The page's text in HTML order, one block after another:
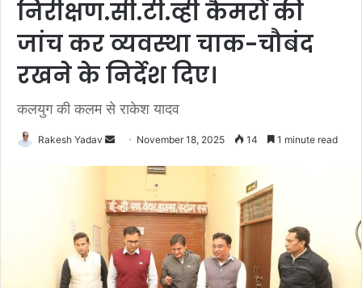
निरीक्षण.सी.टी.व्ही कैमरों की
जांच कर व्यवस्था चाक-चौबंद
रखने के निर्देश दिए।
कलयुग की कलम से राकेश यादव
Rakesh Yadav
d
a
n
e
m
November 18, 2025 14 1 minute read